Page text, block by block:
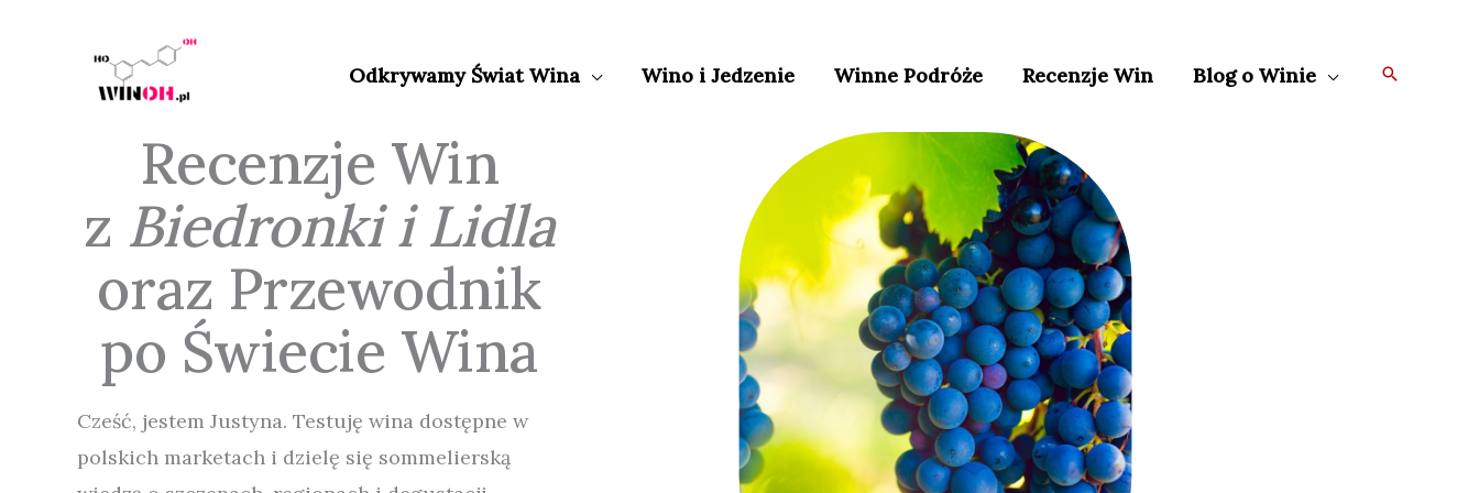
Odkrywamy Świat Wina Wino i Jedzenie Winne Podróże Recenzje Win Blog o Winie Szukaj
Recenzje Win
z Biedronki i Lidla
oraz Przewodnik
po Świecie Wina
Cześć, jestem Justyna. Testuję wina dostępne w
polskich marketach i dzielę się sommelierską